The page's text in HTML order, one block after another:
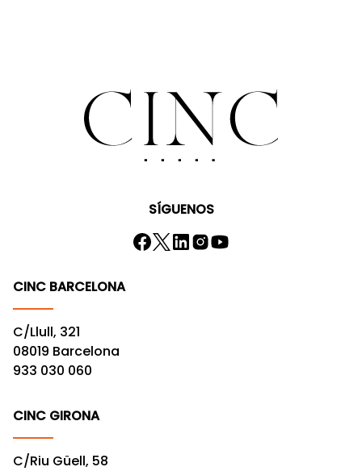
SÍGUENOS
CINC BARCELONA
C/Llull, 321
08019 Barcelona
933 030 060
CINC GIRONA
C/Riu Güell, 58